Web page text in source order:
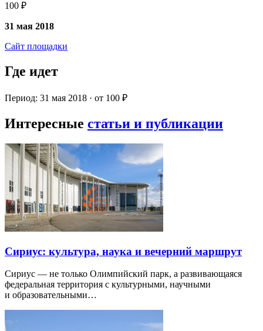
100 ₽
31 мая 2018
Сайт площадки
Где идет
Период: 31 мая 2018 · от 100 ₽
Интересные статьи и публикации
Сириус: культура, наука и вечерний маршрут
Сириус — не только Олимпийский парк, а развивающаяся
федеральная территория с культурными, научными
и образовательными…